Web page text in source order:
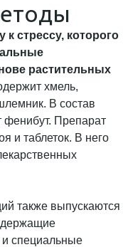
стрессу, которого
растительных
хмель,
В состав
фенибут. Препарат
и таблеток. В него
также выпускаются
и специальные